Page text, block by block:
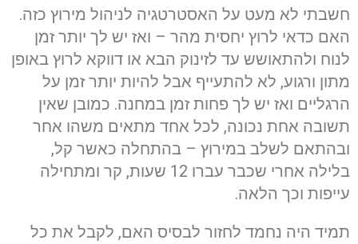
חשבתי לא מעט על האסטרטגיה לניהול מירוץ כזה.
האם כדאי לרוץ יחסית מהר – ואז יש לך יותר זמן
לנוח ולהתאושש עד לזינוק הבא או דווקא לרוץ באופן
מתון ורגוע, לא להתעייף אבל להיות יותר זמן על
הרגליים ואז יש לך פחות זמן במחנה. כמובן שאין
תשובה אחת נכונה, לכל אחד מתאים משהו אחר
ובהתאם לשלב במירוץ – בהתחלה כאשר קל,
בלילה אחרי שכבר עברו 12 שעות, קר ומתחילה
עייפות וכך הלאה.
תמיד היה נחמד לחזור לבסיס האם, לקבל את כל